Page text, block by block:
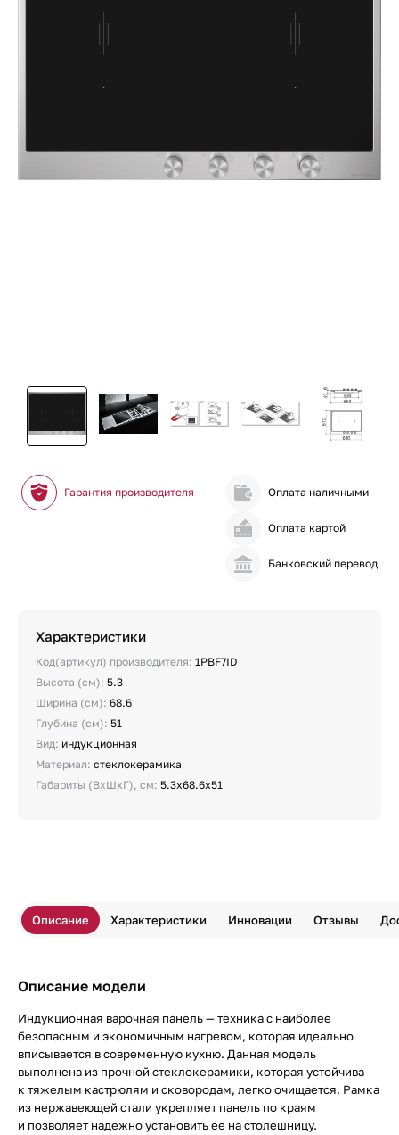
Гарантия производителя Оплата наличными
Оплата картой
Банковский перевод
Характеристики
Код(артикул) производителя: 1PBF7ID
Высота (см): 5.3
Ширина (см): 68.6
Глубина (см): 51
Вид: индукционная
Материал: стеклокерамика
Габариты (ВхШхГ), см: 5.3х68.6х51
Описание Характеристики Инновации Отзывы
Описание модели
Индукционная варочная панель — техника с наиболее
безопасным и экономичным нагревом, которая идеально
вписывается в современную кухню. Данная модель
выполнена из прочной стеклокерамики, которая устойчива
к тяжелым кастрюлям и сковородам, легко очищается. Рамка
из нержавеющей стали укрепляет панель по краям
и позволяет надежно установить ее на столешницу.